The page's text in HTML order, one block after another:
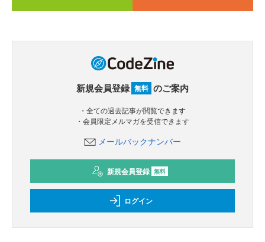
新規会員登録 無料 のご案内
・全ての過去記事が閲覧できます
・会員限定メルマガを受信できます
メールバックナンバー
新規会員登録 無料
ログイン